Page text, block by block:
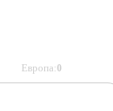
Европа:0